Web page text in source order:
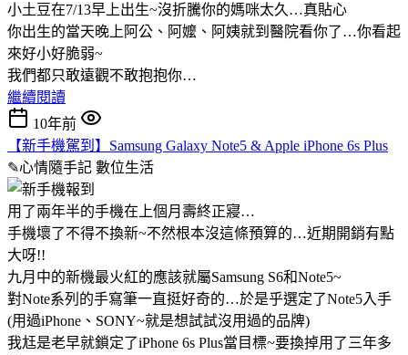
小土豆在7/13早上出生~沒折騰你的媽咪太久…真貼心
你出生的當天晚上阿公、阿嬤、阿姨就到醫院看你了…你看起
來好小好脆弱~
我們都只敢遠觀不敢抱抱你…
繼續閱讀
10年前
【新手機駕到】Samsung Galaxy Note5 & Apple iPhone 6s Plus
✎心情隨手記 數位生活
用了兩年半的手機在上個月壽終正寢…
手機壞了不得不換新~不然根本沒這條預算的…近期開銷有點
大呀!!
九月中的新機最火紅的應該就屬Samsung S6和Note5~
對Note系列的手寫筆一直挺好奇的…於是乎選定了Note5入手
(用過iPhone、SONY~就是想試試沒用過的品牌)
我尪是老早就鎖定了iPhone 6s Plus當目標~要換掉用了三年多